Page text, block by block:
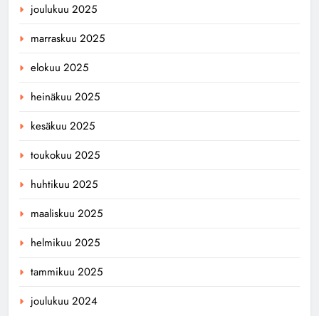
joulukuu 2025
marraskuu 2025
elokuu 2025
heinäkuu 2025
kesäkuu 2025
toukokuu 2025
huhtikuu 2025
maaliskuu 2025
helmikuu 2025
tammikuu 2025
joulukuu 2024